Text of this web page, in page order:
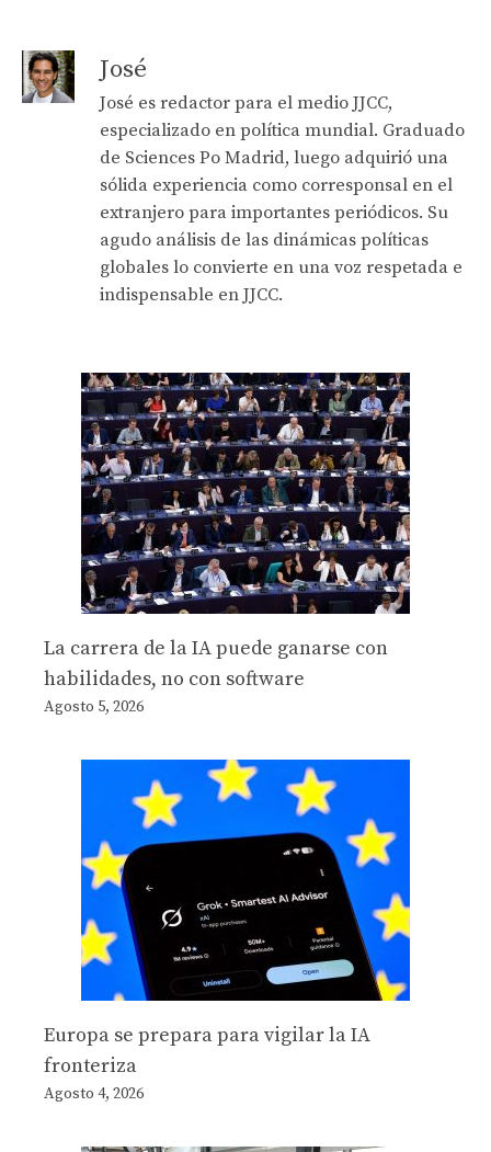
José
José es redactor para el medio JJCC,
especializado en política mundial. Graduado
de Sciences Po Madrid, luego adquirió una
sólida experiencia como corresponsal en el
extranjero para importantes periódicos. Su
agudo análisis de las dinámicas políticas
globales lo convierte en una voz respetada e
indispensable en JJCC.
La carrera de la IA puede ganarse con
habilidades, no con software
Agosto 5, 2026
Europa se prepara para vigilar la IA
fronteriza
Agosto 4, 2026